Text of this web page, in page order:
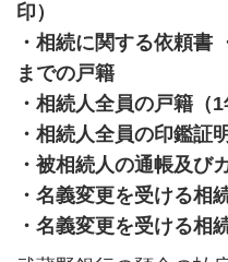
印）
・相続に関する依頼書
までの戸籍
・相続人全員の戸籍（1
・相続人全員の印鑑証
・被相続人の通帳及び
・名義変更を受ける相
・名義変更を受ける相